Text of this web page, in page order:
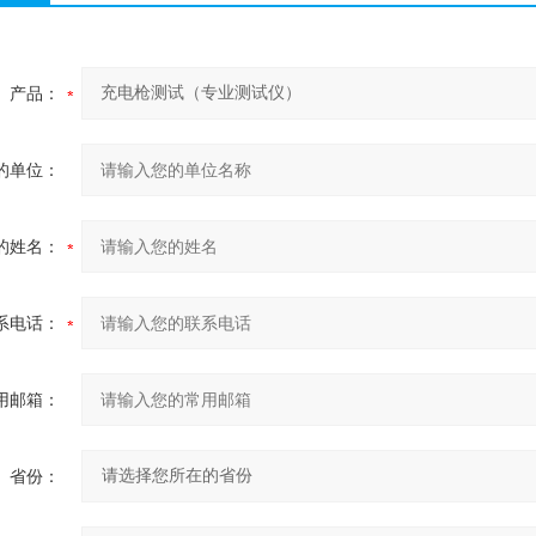
产品：
单位：
姓名：
电话：
邮箱：
省份：